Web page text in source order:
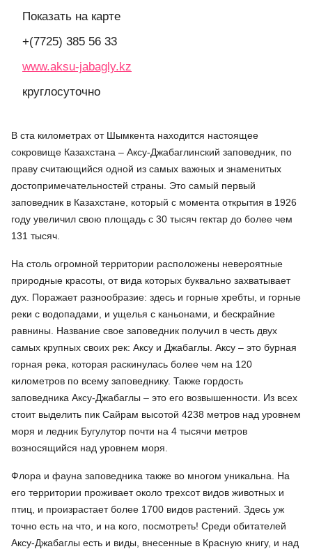
Показать на карте
+(7725) 385 56 33
www.aksu-jabagly.kz
круглосуточно
В ста километрах от Шымкента находится настоящее
сокровище Казахстана – Аксу-Джабаглинский заповедник, по
праву считающийся одной из самых важных и знаменитых
достопримечательностей страны. Это самый первый
заповедник в Казахстане, который с момента открытия в 1926
году увеличил свою площадь с 30 тысяч гектар до более чем
131 тысяч.
На столь огромной территории расположены невероятные
природные красоты, от вида которых буквально захватывает
дух. Поражает разнообразие: здесь и горные хребты, и горные
реки с водопадами, и ущелья с каньонами, и бескрайние
равнины. Название свое заповедник получил в честь двух
самых крупных своих рек: Аксу и Джабаглы. Аксу – это бурная
горная река, которая раскинулась более чем на 120
километров по всему заповеднику. Также гордость
заповедника Аксу-Джабаглы – это его возвышенности. Из всех
стоит выделить пик Сайрам высотой 4238 метров над уровнем
моря и ледник Бугулутор почти на 4 тысячи метров
возносящийся над уровнем моря.
Флора и фауна заповедника также во многом уникальна. На
его территории проживает около трехсот видов животных и
птиц, и произрастает более 1700 видов растений. Здесь уж
точно есть на что, и на кого, посмотреть! Среди обитателей
Аксу-Джабаглы есть и виды, внесенные в Красную книгу, и над